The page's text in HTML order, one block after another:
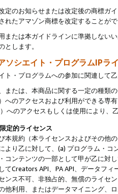
定のお知らせまたは改定後の商標ガ
れたアマゾン商標を改定することが
または本ガイドラインに準拠しない
とします。
ソシエイト・プログラムIPラ
ト・プログラムへの参加に関連して
または、本商品に関する一定の種類
へのアクセスおよび利用ができる専
へのアクセスもしくは使用により
定的ライセンス
本規約（本ライセンスおよびその他
より乙に対して、(a) プログラム・
コンテンツの一部として甲が乙に対
てCreators API、PA API、データフ
ンス不可、非独占的、無償のライセ
他利用、またはデータマイニング、